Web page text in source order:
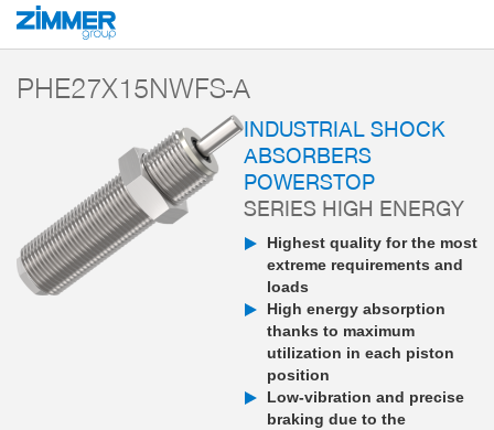
Start Products
PHE27X15NWFS-A
INDUSTRIAL SHOCK
ABSORBERS
POWERSTOP
SERIES HIGH ENERGY
Highest quality for the most
extreme requirements and
loads
High energy absorption
thanks to maximum
utilization in each piston
position
Low-vibration and precise
braking due to the